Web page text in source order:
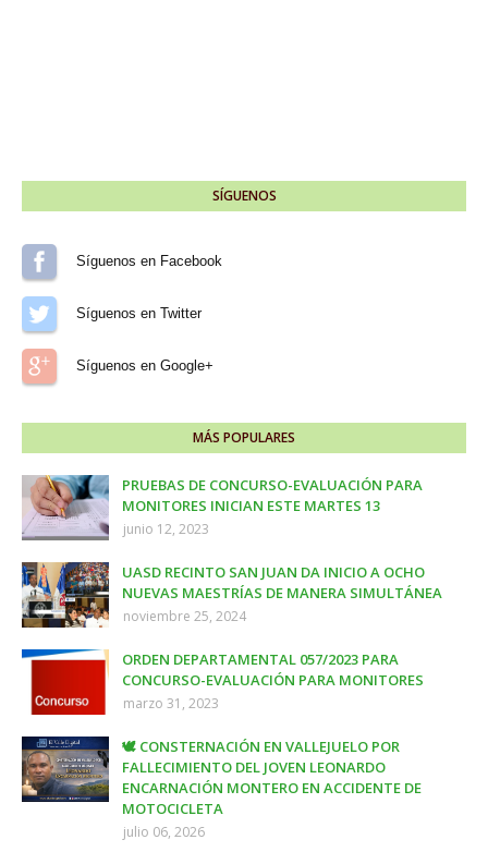
SÍGUENOS
Síguenos en Facebook
Síguenos en Twitter
Síguenos en Google+
MÁS POPULARES
PRUEBAS DE CONCURSO-EVALUACIÓN PARA
MONITORES INICIAN ESTE MARTES 13
junio 12, 2023
UASD RECINTO SAN JUAN DA INICIO A OCHO
NUEVAS MAESTRÍAS DE MANERA SIMULTÁNEA
noviembre 25, 2024
ORDEN DEPARTAMENTAL 057/2023 PARA
CONCURSO-EVALUACIÓN PARA MONITORES
marzo 31, 2023
🕊️ CONSTERNACIÓN EN VALLEJUELO POR
FALLECIMIENTO DEL JOVEN LEONARDO
ENCARNACIÓN MONTERO EN ACCIDENTE DE
MOTOCICLETA
julio 06, 2026